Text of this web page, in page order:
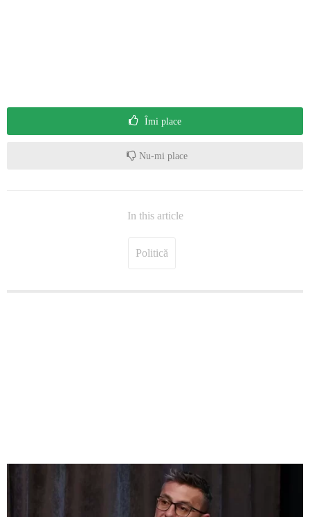
Îmi place
Nu-mi place
In this article
Politică